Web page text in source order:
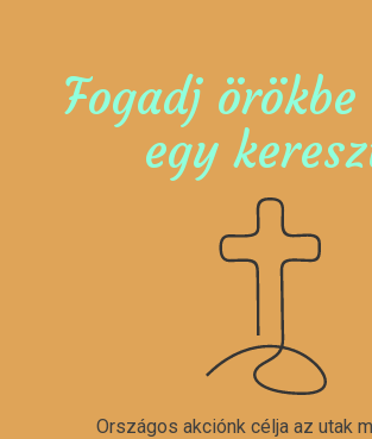
Fogadj örökbe
egy
Országos akciónk célja az utak